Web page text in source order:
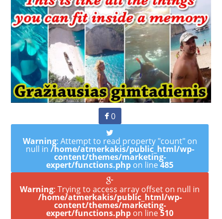
0
Warning: Attempt to read property "count" on
null in /home/atmerkakis/public_html/wp-
content/themes/marketing-
expert/functions.php on line485
Warning: Trying to access array offset on null in
/home/atmerkakis/public_html/wp-
content/themes/marketing-
expert/functions.php on line510